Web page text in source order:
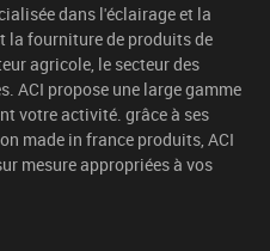
dans l'éclairage et la
la fourniture de produits de
agricole, le secteur des
ACI propose une large gamme
votre activité. grâce à ses
made in france produits, ACI
mesure appropriées à vos